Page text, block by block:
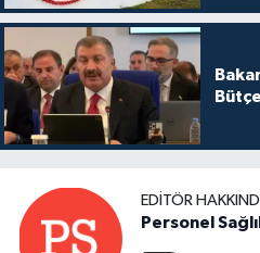
EDITÖR
Personel